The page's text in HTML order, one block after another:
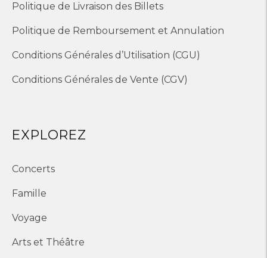
Politique de Livraison des Billets
Politique de Remboursement et Annulation
Conditions Générales d’Utilisation (CGU)
Conditions Générales de Vente (CGV)
EXPLOREZ
Concerts
Famille
Voyage
Arts et Théâtre